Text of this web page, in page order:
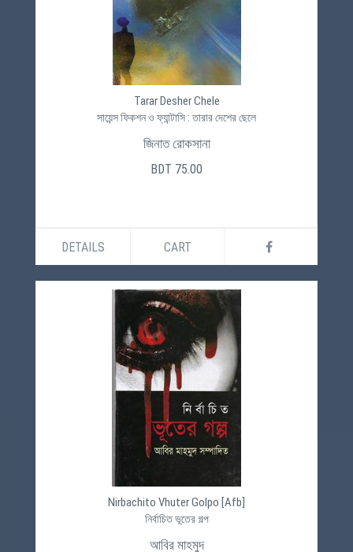
Tarar Desher Chele
সায়েন্স ফিকশন ও ফ্যান্টাসি : তারার দেশের ছেলে
জিনাত রোকসানা
BDT 75.00
DETAILS CART
Nirbachito Vhuter Golpo [Afb]
নির্বাচিত ভূতের গল্প
আবির মাহমুদ